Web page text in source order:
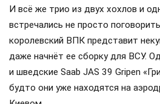
И всё же трио из двух хохлов и
встречались не просто
королевский ВПК представит
даже начнёт ее сборку для ВСУ.
и шведские Saab JAS 39 Gripen
будто они уже находятся на